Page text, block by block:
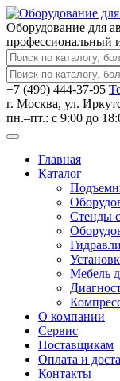
Оборудование для
профессиональный
+7 (499) 444-37-95
г. Москва, ул.
пн.–пт.: с 9:00 до
Главная
Каталог
Стенды
Мебель
О компании
Сервис
Поставщикам
Оплата и
Контакты